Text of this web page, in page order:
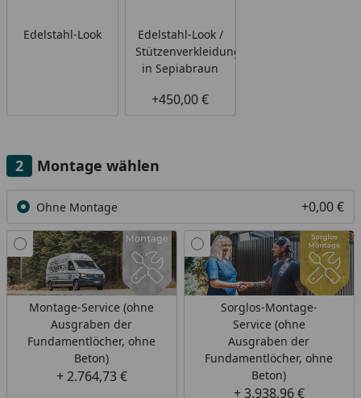
Edelstahl-Look
Edelstahl-Look /
Stützenverkleidung
in Sepiabraun
+450,00 €
Montage wählen
Ohne Montage +0,00 €
Montage-Service (ohne
Ausgraben der
Fundamentlöcher, ohne
Beton)
+ 2.764,73 €
Sorglos-Montage-
Service (ohne
Ausgraben der
Fundamentlöcher, ohne
Beton)
+ 3.938,96 €